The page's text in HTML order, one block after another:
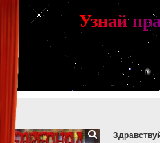
[phpBB Debug] PHP Warning : in file [ROOT]/
mysqli_fetch_assoc(): Couldn't fetch
[phpBB Debug] PHP Warning: in file[ROOT]/
mysqli_free_result(): Couldn't fetch
[phpBB Debug] PHP Warning
[ROOT]/
mysqli_fetch_assoc(): Couldn't fetch
[phpBB Debug] PHP Warning
: in file [ROOT]/
mysqli_free_result(): Couldn't fetch
[phpBB Debug] PHP Warning: in file [ROOT]/
mysqli_fetch_assoc(): Couldn't fetch
[phpBB Debug] PHP Warning
[ROOT]/
mysqli_free_result(): Couldn't fetch
Узнай пр